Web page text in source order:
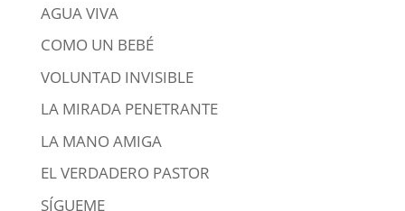
AGUA VIVA
COMO UN BEBÉ
VOLUNTAD INVISIBLE
LA MIRADA PENETRANTE
LA MANO AMIGA
EL VERDADERO PASTOR
SÍGUEME